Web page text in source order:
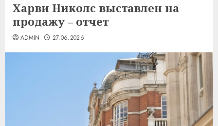
Харви Николс выставлен на
продажу – отчет
ADMIN 27.06.2026